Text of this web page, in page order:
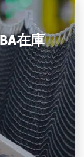
在庫